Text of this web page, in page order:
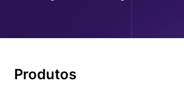
Produtos